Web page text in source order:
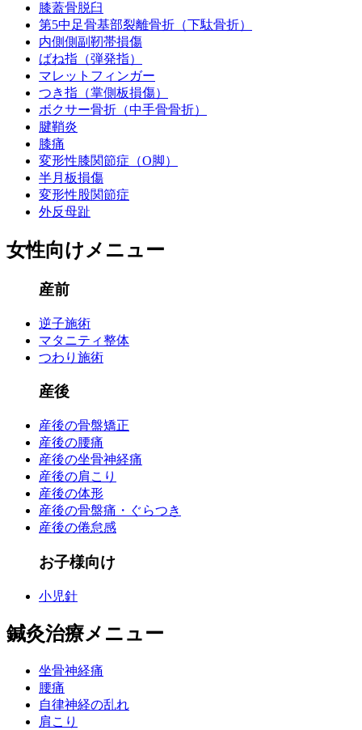
膝蓋骨脱臼
第5中足骨基部裂離骨折（下駄骨折）
内側側副靭帯損傷
ばね指（弾発指）
マレットフィンガー
つき指（掌側板損傷）
ボクサー骨折（中手骨骨折）
腱鞘炎
膝痛
変形性膝関節症（O脚）
半月板損傷
変形性股関節症
外反母趾
女性向けメニュー
産前
逆子施術
マタニティ整体
つわり施術
産後
産後の骨盤矯正
産後の腰痛
産後の坐骨神経痛
産後の肩こり
産後の体形
産後の骨盤痛・ぐらつき
産後の倦怠感
お子様向け
小児針
鍼灸治療メニュー
坐骨神経痛
腰痛
自律神経の乱れ
肩こり